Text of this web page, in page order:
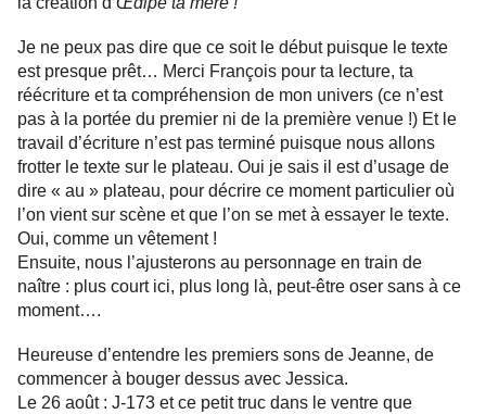
Je ne peux pas dire que ce soit le début puisque le texte
est presque prêt… Merci François pour ta lecture, ta
réécriture et ta compréhension de mon univers (ce n’est
pas à la portée du premier ni de la première venue !) Et le
travail d’écriture n’est pas terminé puisque nous allons
frotter le texte sur le plateau. Oui je sais il est d’usage de
dire « au » plateau, pour décrire ce moment particulier où
l’on vient sur scène et que l’on se met à essayer le texte.
Oui, comme un vêtement !
Ensuite, nous l’ajusterons au personnage en train de
naître : plus court ici, plus long là, peut-être oser sans à ce
moment….
Heureuse d’entendre les premiers sons de Jeanne, de
commencer à bouger dessus avec Jessica.
Le 26 août : J-173 et ce petit truc dans le ventre que